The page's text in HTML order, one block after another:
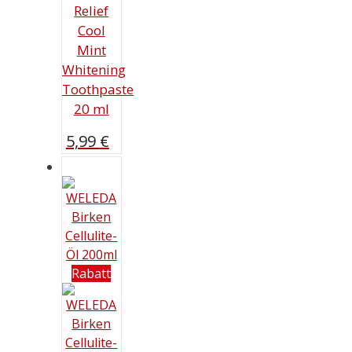
Relief
Cool
Mint
Whitening
Toothpaste
20 ml
5,99 €
Rabatt